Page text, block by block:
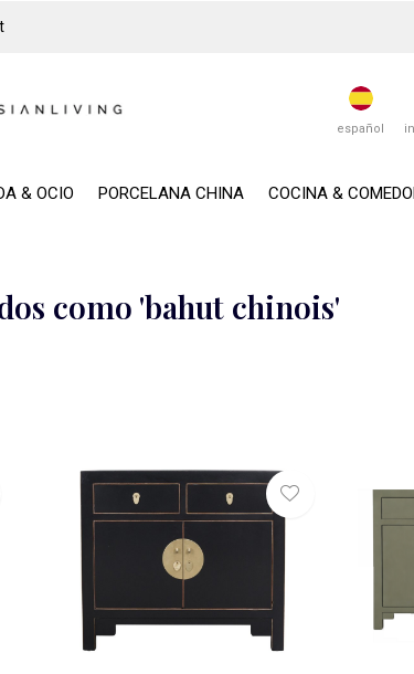
& OCIO PORCELANA CHINA COCINA &
español
como 'bahut chinois'